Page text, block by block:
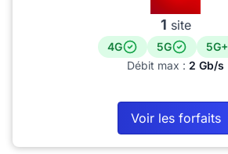
1 site
4G 5G
5G+
Débit max : 2 Gb/s
Voir les forfaits